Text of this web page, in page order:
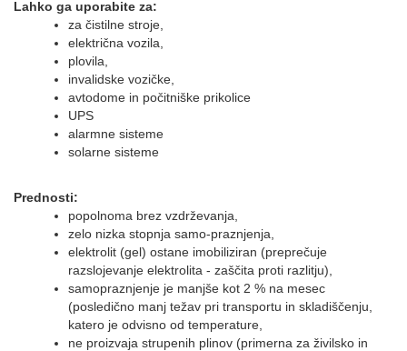
Lahko ga uporabite za:
za čistilne stroje,
električna vozila,
plovila,
invalidske vozičke,
avtodome in počitniške prikolice
UPS
alarmne sisteme
solarne sisteme
Prednosti:
popolnoma brez vzdrževanja,
zelo nizka stopnja samo-praznjenja,
elektrolit (gel) ostane imobiliziran (preprečuje
razslojevanje elektrolita - zaščita proti razlitju),
samopraznjenje je manjše kot 2 % na mesec
(posledično manj težav pri transportu in skladiščenju,
katero je odvisno od temperature,
ne proizvaja strupenih plinov (primerna za živilsko in